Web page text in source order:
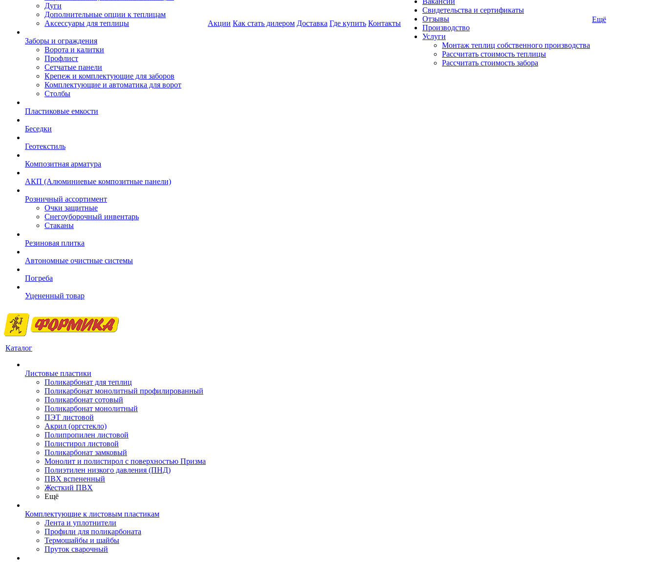
Дуги
Дополнительные опции к теплицам
Аксессуары для теплицы
Заборы и ограждения
Ворота и калитки
Профлист
Сетчатые панели
Крепеж и комплектующие для заборов
Комплектующие и автоматика для ворот
Столбы
Пластиковые емкости
Беседки
Геотекстиль
Композитная арматура
АКП (Алюминиевые композитные панели)
Розничный ассортимент
Очки защитные
Снегоуборочный инвентарь
Стаканы
Резиновая плитка
Автономные очистные системы
Погреба
Уцененный товар
Акции Как стать дилером Доставка Где купить Контакты
Свидетельства и сертификаты
Отзывы
Производство
Услуги
Монтаж теплиц собственного производства
Рассчитать стоимость теплицы
Рассчитать стоимость забора
Ещё
Каталог
Листовые пластики
Поликарбонат для теплиц
Поликарбонат монолитный профилированный
Поликарбонат сотовый
Поликарбонат монолитный
ПЭТ листовой
Акрил (оргстекло)
Полипропилен листовой
Полистирол листовой
Поликарбонат замковый
Монолит и полистирол с поверхностью Призма
Полиэтилен низкого давления (ПНД)
ПВХ вспененный
Жесткий ПВХ
Ещё
Комплектующие к листовым пластикам
Лента и уплотнители
Профили для поликарбоната
Термошайбы и шайбы
Пруток сварочный